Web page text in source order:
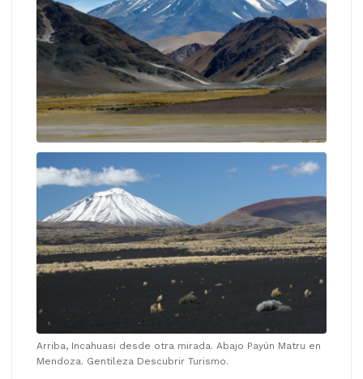
Arriba, Incahuasi desde otra mirada. Abajo Payún Matru en
Mendoza. Gentileza Descubrir Turismo.